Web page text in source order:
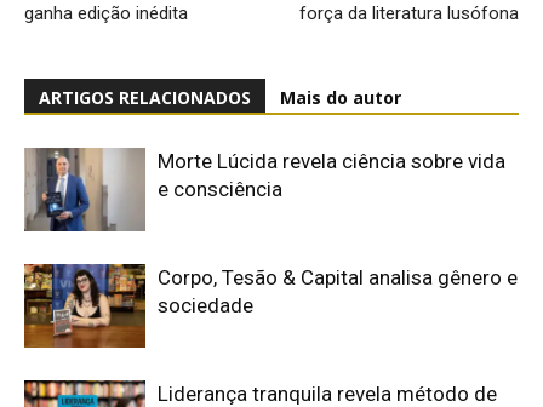
ganha edição inédita
força da literatura lusófona
ARTIGOS RELACIONADOS Mais do autor
Morte Lúcida revela ciência sobre vida
e consciência
Corpo, Tesão & Capital analisa gênero e
sociedade
Liderança tranquila revela método de